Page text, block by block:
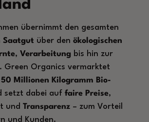
übernimmt den gesamten
Saatgut über den ökologischen
, Verarbeitung bis hin zur
. Green Organics vermarktet
50 Millionen Kilogramm Bio-
setzt dabei auf faire Preise,
und Transparenz – zum Vorteil
und Kunden.